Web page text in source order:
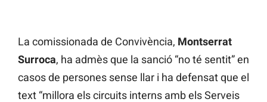
La comissionada de Convivència, Montserrat
Surroca, ha admès que la sanció “no té sentit” en
casos de persones sense llar i ha defensat que el
text “millora els circuits interns amb els Serveis